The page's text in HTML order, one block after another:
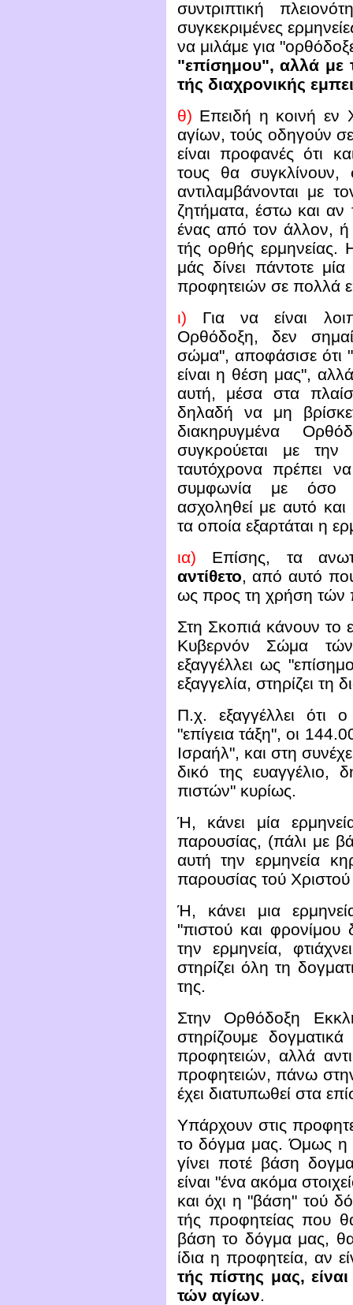
συντριπτική
συγκεκριμένες
να μιλάμε για
"επίσημου", αλλά με
τής διαχρονικής
θ) Επειδή η κοινή εν
αγίων, τούς οδηγούν
είναι προφανές ότι
τους θα
αντιλαμβάνονται με
ζητήματα, έστω και αν
ένας από τον άλλον,
τής ορθής
μάς δίνει πάντοτε
προφητειών σε πολλά
ι) Για να είναι
Ορθόδοξη, δεν
σώμα", αποφάσισε ότι
είναι η θέση μας",
αυτή, μέσα στα
δηλαδή να μη
διακηρυγμένα
συγκρούεται με την
ταυτόχρονα πρέπει
συμφωνία με όσο
ασχοληθεί με αυτό
τα οποία εξαρτάται η
ια) Επίσης, τα
αντίθετο, από αυτό
ως προς τη χρήση τών
Στη Σκοπιά κάνουν το
Κυβερνόν Σώμα
εξαγγέλλει ως
εξαγγελία, στηρίζει
Π.χ. εξαγγέλλει ότι
"επίγεια τάξη", οι
Ισραήλ", και στη
δικό της ευαγγέλιο,
πιστών" κυρίως.
Ή, κάνει μία
παρουσίας, (πάλι με
αυτή την ερμηνεία
παρουσίας τού
Ή, κάνει μια
"πιστού και
την ερμηνεία,
στηρίζει όλη τη
της.
Στην Ορθόδοξη
στηρίζουμε
προφητειών, αλλά
προφητειών, πάνω
έχει διατυπωθεί στα
Υπάρχουν στις
το δόγμα μας. Όμως η
γίνει ποτέ βάση
είναι "ένα ακόμα
και όχι η "βάση" τού
τής προφητείας που
βάση το δόγμα μας, θα
ίδια η προφητεία, αν
τής πίστης μας,
τών αγίων.